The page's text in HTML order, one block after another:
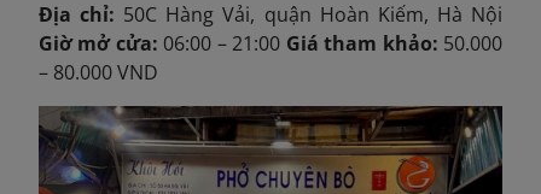
Địa chỉ: 50C Hàng Vải, quận Hoàn Kiếm, Hà Nội
Giờ mở cửa: 06:00 – 21:00 Giá tham khảo: 50.000
– 80.000 VND